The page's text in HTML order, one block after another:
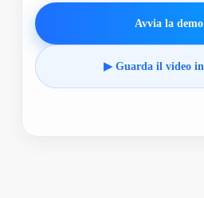
Avvia la
▶ Guarda il video